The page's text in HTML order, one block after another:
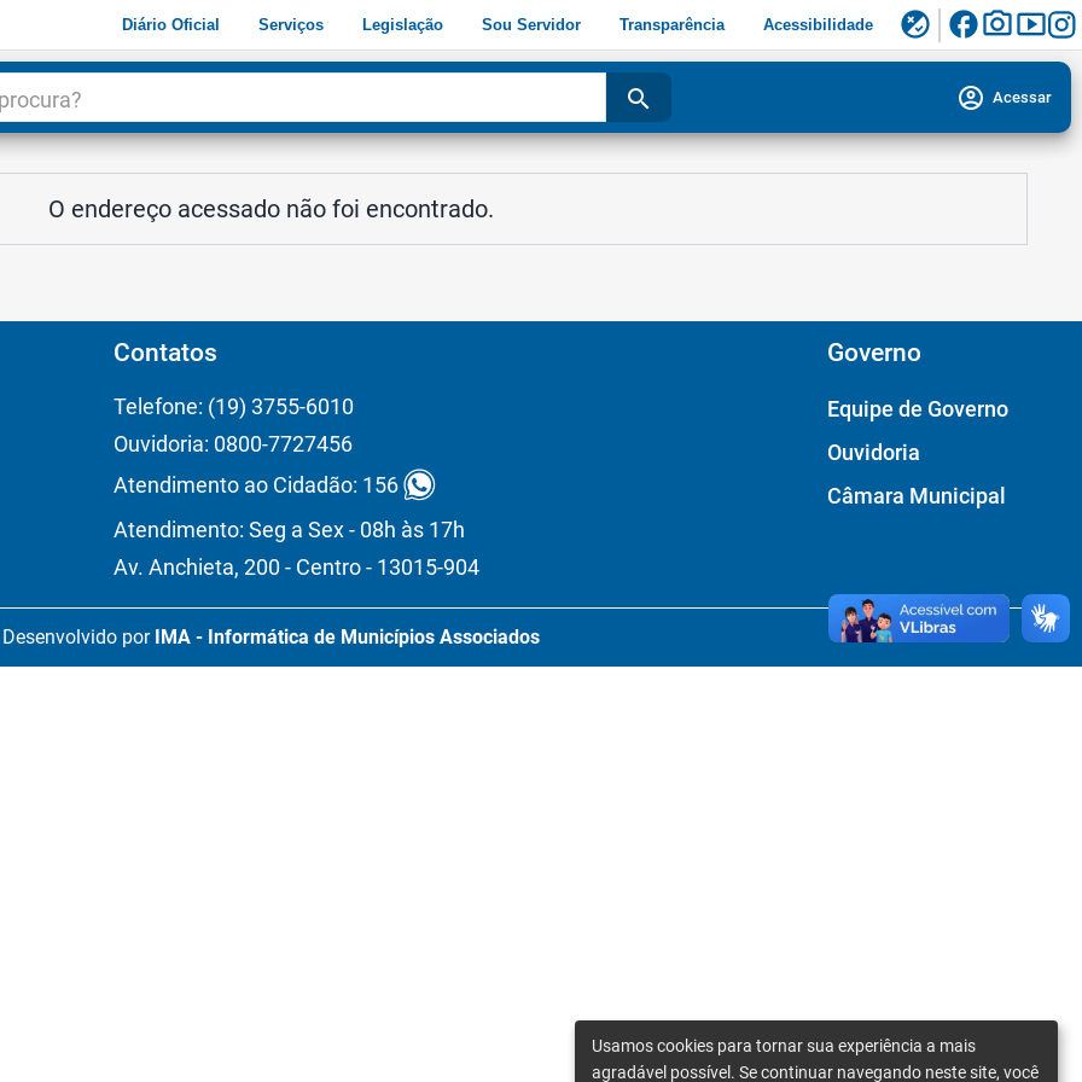
Diário Oficial Serviços Legislação Sou Servidor Transparência Acessibilidade flaky facebookphoto_camerasmart_display
search account_circle Acessar
O endereço acessado não foi encontrado.
Contatos
Telefone: (19) 3755-6010
Ouvidoria: 0800-7727456
Atendimento ao Cidadão: 156
Atendimento: Seg a Sex - 08h às 17h
Av. Anchieta, 200 - Centro - 13015-904
Governo
Equipe de Governo
Ouvidoria
Câmara Municipal
Desenvolvido por IMA - Informática de Municípios Associados
Usamos cookies para tornar sua experiência a mais
agradável possível. Se continuar navegando neste site, você